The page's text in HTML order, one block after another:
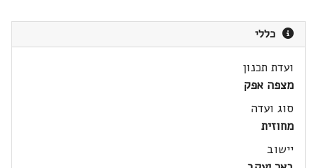
כללי
ועדת תכנון
מצפה אפק
סוג ועדה
מחוזית
יישוב